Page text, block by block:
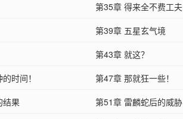
第35章 得来全不费工夫
第39章 五星玄气境
第43章 就这？
时间！ 第47章 那就狂一些！
结果 第51章 雷麟蛇后的威胁